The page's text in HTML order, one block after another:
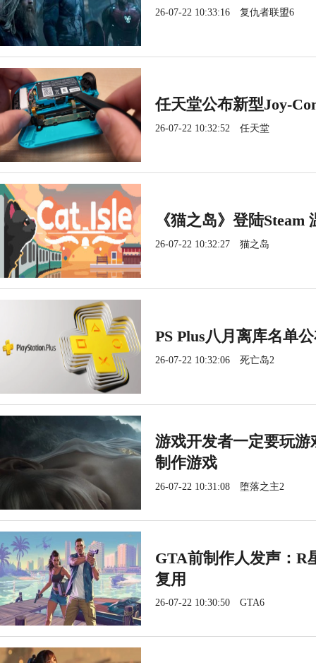
26-07-22 10:33:16 复仇者联盟6
任天堂公布新型Joy-
26-07-22 10:32:52 任天堂
《猫之岛》登陆
26-07-22 10:32:27 猫之岛
PS Plus八月离库名单
26-07-22 10:32:06 死亡岛2
游戏开发者一定要玩
制作游戏
26-07-22 10:31:08 堕落之主2
GTA前制作人发声：R
复用
26-07-22 10:30:50 GTA6